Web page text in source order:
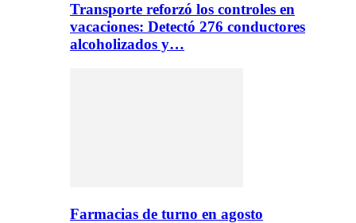
Transporte reforzó los controles en
vacaciones: Detectó 276 conductores
alcoholizados y…
Farmacias de turno en agosto